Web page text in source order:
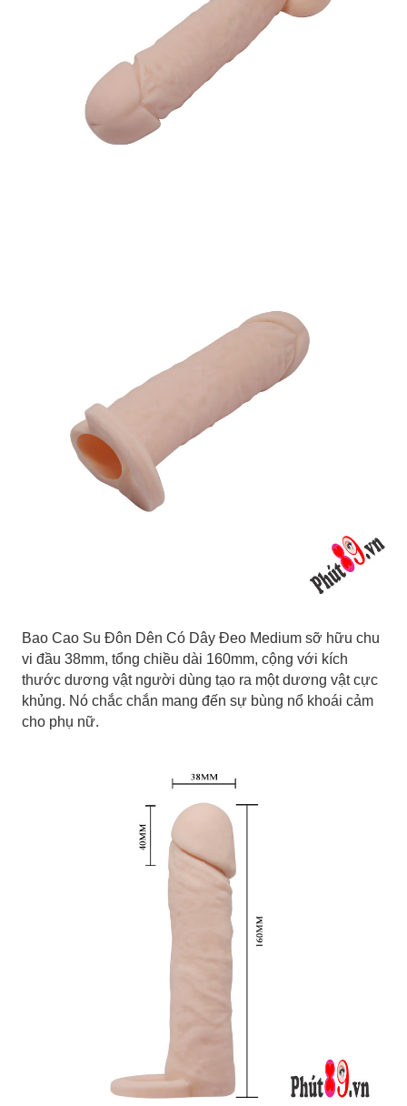
Bao Cao Su Đôn Dên Có Dây Đeo Medium sỡ hữu chu
vi đầu 38mm, tổng chiều dài 160mm, cộng với kích
thước dương vật người dùng tạo ra một dương vật cực
khủng. Nó chắc chắn mang đến sự bùng nổ khoái cảm
cho phụ nữ.